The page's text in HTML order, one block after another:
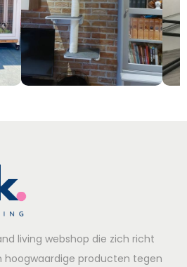
living webshop die zich richt
hoogwaardige producten tegen